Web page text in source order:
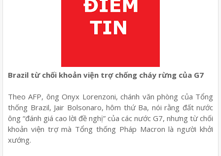
Brazil từ chối khoản viện trợ chống cháy rừng của G7
Theo AFP, ông Onyx Lorenzoni, chánh văn phòng của Tổng
thống Brazil, Jair Bolsonaro, hôm thứ Ba, nói rằng đất nước
ông “đánh giá cao lời đề nghị” của các nước G7, nhưng từ chối
khoản viện trợ mà Tổng thống Pháp Macron là người khởi
xướng.